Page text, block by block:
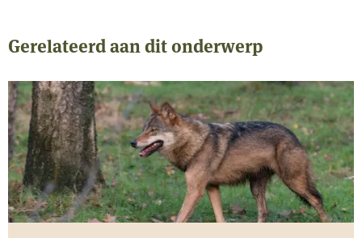
Gerelateerd aan dit onderwerp